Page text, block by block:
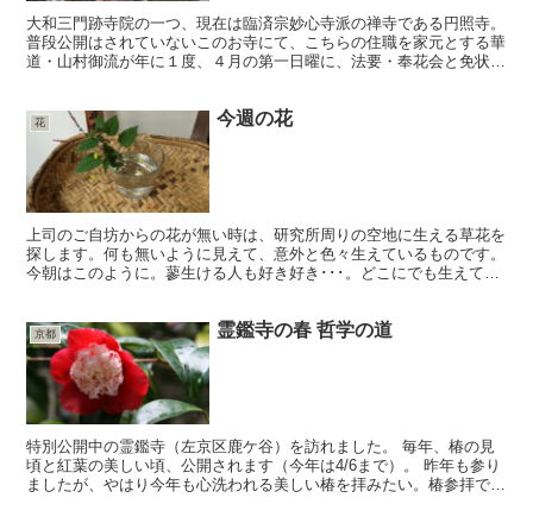
大和三門跡寺院の一つ、現在は臨済宗妙心寺派の禅寺である円照寺。
普段公開はされていないこのお寺にて、こちらの住職を家元とする華
道・山村御流が年に１度、４月の第一日曜に、法要・奉花会と免状授
花 今週の花
上司のご自坊からの花が無い時は、研究所周りの空地に生える草花を
探します。何も無いように見えて、意外と色々生えているものです。
今朝はこのように。蓼生ける人も好き好き･･･。どこにでも生えてい
京都 霊鑑寺の春 哲学の道
特別公開中の霊鑑寺（左京区鹿ケ谷）を訪れました。 毎年、椿の見
頃と紅葉の美しい頃、公開されます（今年は4/6まで）。 昨年も参り
ましたが、やはり今年も心洗われる美しい椿を拝みたい。椿参拝で